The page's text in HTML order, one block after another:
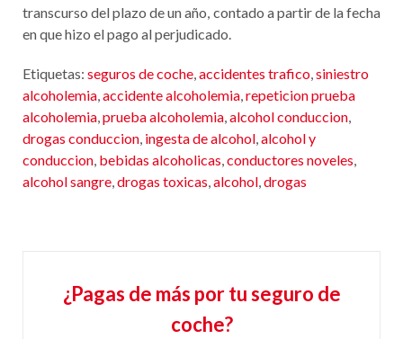
transcurso del plazo de un año, contado a partir de la fecha
en que hizo el pago al perjudicado.
Etiquetas: seguros de coche,accidentes trafico,siniestro
alcoholemia,accidente alcoholemia,repeticion prueba
alcoholemia,prueba alcoholemia,alcohol conduccion,
drogas conduccion, ingesta de alcohol,alcohol y
conduccion, bebidas alcoholicas,conductores noveles,
alcohol sangre,drogas toxicas,alcohol,drogas
¿Pagas de más por tu seguro de
coche?